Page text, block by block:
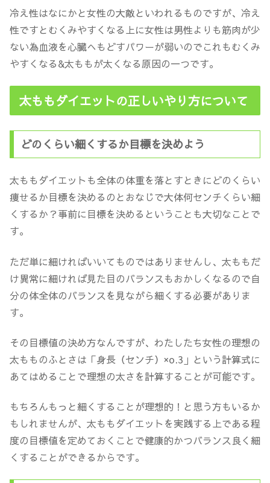
冷え性はなにかと女性の大敵といわれるものですが、冷え
性ですとむくみやすくなる上に女性は男性よりも筋肉が少
ない為血液を心臓へもどすパワーが弱いのでこれもむくみ
やすくなる&太ももが太くなる原因の一つです。
太ももダイエットの正しいやり方について
どのくらい細くするか目標を決めよう
太ももダイエットも全体の体重を落とすときにどのくらい
痩せるか目標を決めるのとおなじで大体何センチくらい細
くするか？事前に目標を決めるということも大切なことで
す。
ただ単に細ければいいてものではありませんし、太ももだ
け異常に細ければ見た目のバランスもおかしくなるので自
分の体全体のバランスを見ながら細くする必要がありま
す。
その目標値の決め方なんですが、わたしたち女性の理想の
太もものふとさは「身長（センチ）×o.3」という計算式に
あてはめることで理想の太さを計算することが可能です。
もちろんもっと細くすることが理想的！と思う方もいるか
もしれませんが、太ももダイエットを実践する上である程
度の目標値を定めておくことで健康的かつバランス良く細
くすることができるからです。